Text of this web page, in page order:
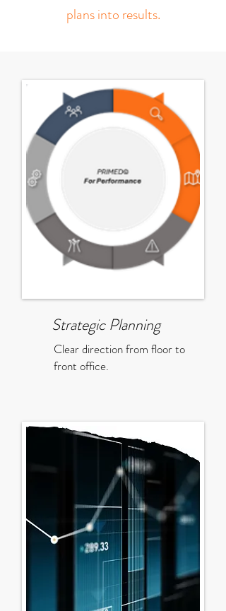
plans into results.
Strategic Planning
Clear direction from floor to
front office.